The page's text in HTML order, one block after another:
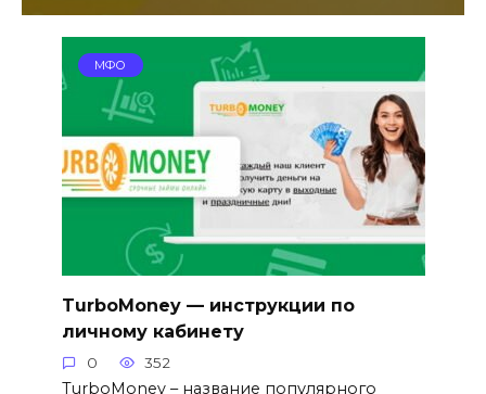
МФО
TurboMoney — инструкции по
личному кабинету
0 352
TurboMoney – название популярного